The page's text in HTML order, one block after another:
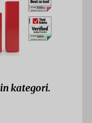
kategori.